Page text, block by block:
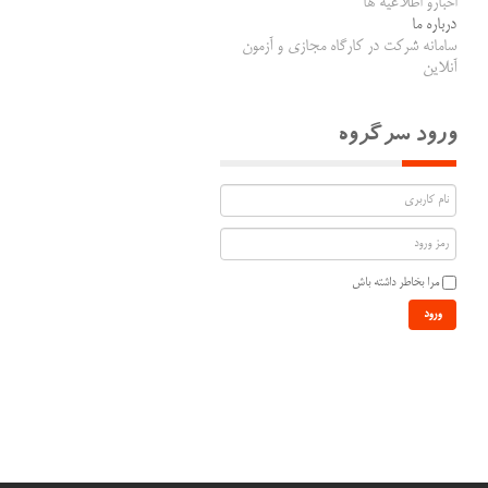
درباره ما
سامانه شرکت در کارگاه مجازی و آزمون
آنلاین
ورود سرگروه
مرا بخاطر داشته باش
ورود